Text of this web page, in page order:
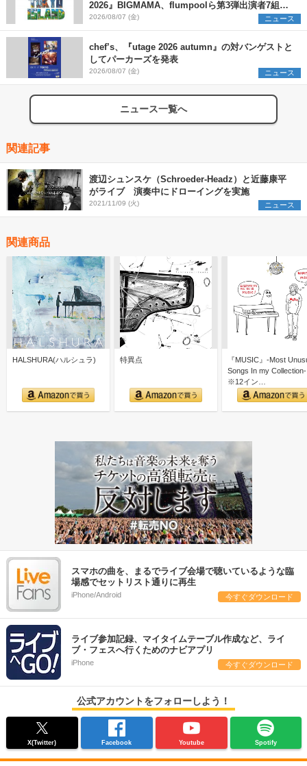
2026』BIGMAMA、flumpoolら第3弾出演者7組を
発表 ワークショップ・アート出展者を募集
2026/08/07 (金) ニュース
chef’s、『utage 2026 autumn』の対バンゲストと
してパーカーズを発表
2026/08/07 (金) ニュース
ニュース一覧へ
関連記事
渡辺シュンスケ（Schroeder-Headz）と近藤康平
がライブ 演奏中にドローイングを実施
2021/11/09 (火) ニュース
関連商品
HALSHURA(ハルシュラ) 特異点
『MUSIC』-Most
Songs In my Collection-
※12イン…
スマホの曲を、まるでライブ会場で聴いているような臨
場感でセットリスト通りに再生
iPhone/Android 今すぐダウンロード
ライブ参加記録、マイタイムテーブル作成など、ライ
ブ・フェスへ行くためのナビアプリ
iPhone 今すぐダウンロード
公式アカウントをフォローしよう！
X(Twitter) Facebook Youtube Spotify